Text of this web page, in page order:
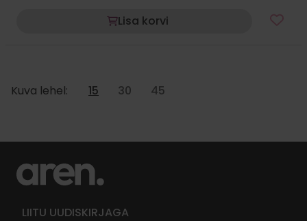
Lisa korvi
Kuva lehel: 15 30 45
LIITU UUDISKIRJAGA